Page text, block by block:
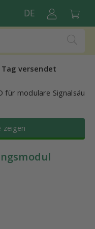
DE
versendet
für modulare
zeigen